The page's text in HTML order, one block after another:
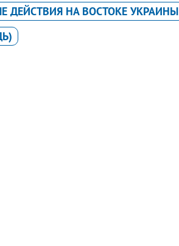
ДЕЙСТВИЯ НА ВОСТОКЕ УКРАИНЫ